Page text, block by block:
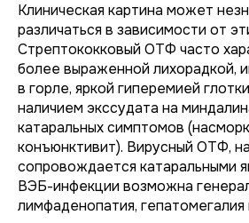
Клиническая картина может
различаться в зависимости от
Стрептококковый ОТФ часто
более выраженной лихорадкой,
в горле, яркой гиперемией
наличием экссудата на
катаральных симптомов
конъюнктивит). Вирусный ОТФ,
сопровождается катаральными
ВЭБ-инфекции возможна
лимфаденопатия, гепатомегалия